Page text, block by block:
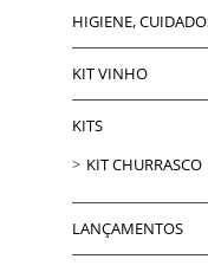
HIGIENE,
KIT VINHO
KITS
KIT CHURRASCO
LANÇAMENTOS